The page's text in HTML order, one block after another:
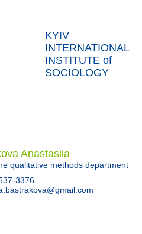
KYIV
INTERNATIONAL
INSTITUTE of
SOCIOLOGY
Anastasiia
qualitative methods department
3376